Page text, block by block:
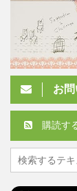
お
購読す